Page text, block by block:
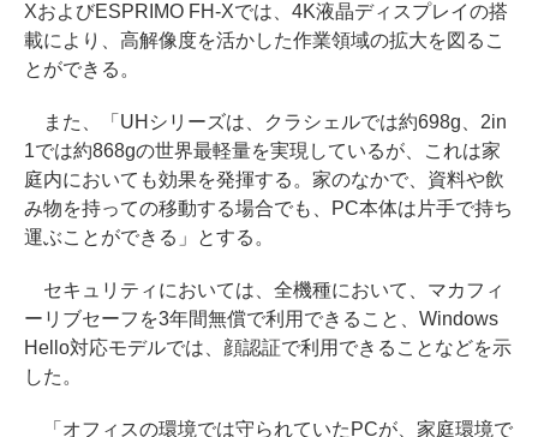
XおよびESPRIMO FH-Xでは、4K液晶ディスプレイの搭
載により、高解像度を活かした作業領域の拡大を図るこ
とができる。
また、「UHシリーズは、クラシェルでは約698g、2in
1では約868gの世界最軽量を実現しているが、これは家
庭内においても効果を発揮する。家のなかで、資料や飲
み物を持っての移動する場合でも、PC本体は片手で持ち
運ぶことができる」とする。
セキュリティにおいては、全機種において、マカフィ
ーリブセーフを3年間無償で利用できること、Windows
Hello対応モデルでは、顔認証で利用できることなどを示
した。
「オフィスの環境では守られていたPCが、家庭環境で